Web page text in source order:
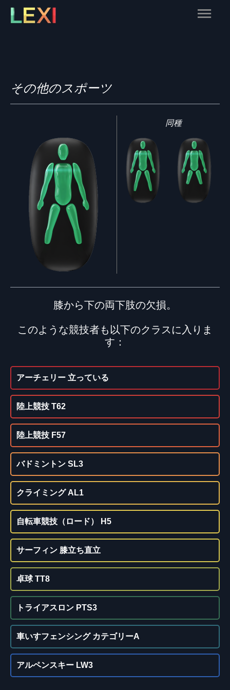
Skip
Main
その他のスポーツ
同種
膝から下の両下肢の欠損。
このような競技者も以下のクラスに入りま
す：
アーチェリー 立っている
陸上競技 T62
陸上競技 F57
バドミントン SL3
クライミング AL1
自転車競技（ロード） H5
サーフィン 膝立ち直立
卓球 TT8
トライアスロン PTS3
車いすフェンシング カテゴリーA
アルペンスキー LW3